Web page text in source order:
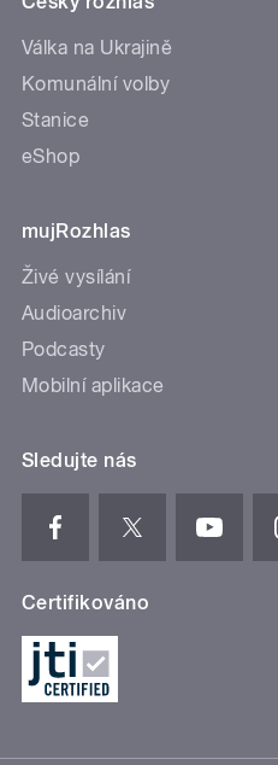
Válka na Ukrajině
Komunální volby
Stanice
eShop
mujRozhlas
Živé vysílání
Audioarchiv
Podcasty
Mobilní aplikace
Sledujte nás
Certifikováno